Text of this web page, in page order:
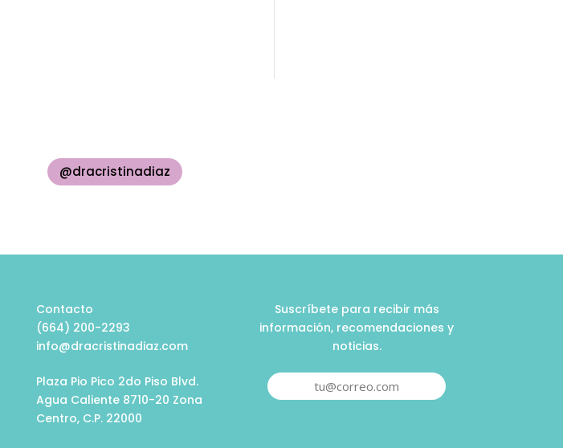
@dracristinadiaz
Contacto
(664) 200-2293
info@dracristinadiaz.com
Plaza Pio Pico 2do Piso Blvd.
Agua Caliente 8710-20 Zona
Centro, C.P. 22000
Suscríbete para recibir más
información, recomendaciones y
noticias.
tu@correo.com